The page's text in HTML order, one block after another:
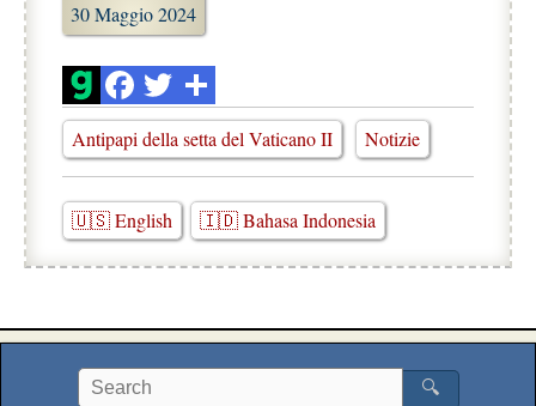
30 Maggio 2024
Antipapi della setta del Vaticano II Notizie
🇺🇸 English 🇮🇩 Bahasa Indonesia
🔍